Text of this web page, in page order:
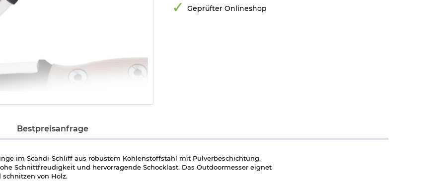
Geprüfter Onlineshop
Bestpreisanfrage
im Scandi-Schliff aus robustem Kohlenstoffstahl mit Pulverbeschichtung.
Schnittfreudigkeit und hervorragende Schocklast. Das Outdoormesser eignet
von Holz.